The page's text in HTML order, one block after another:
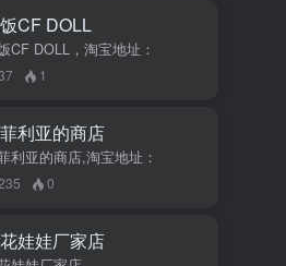
CF DOLL
CF DOLL，淘宝地址：
1
利亚的商店
利亚的商店,淘宝地址：
0
娃娃厂家店